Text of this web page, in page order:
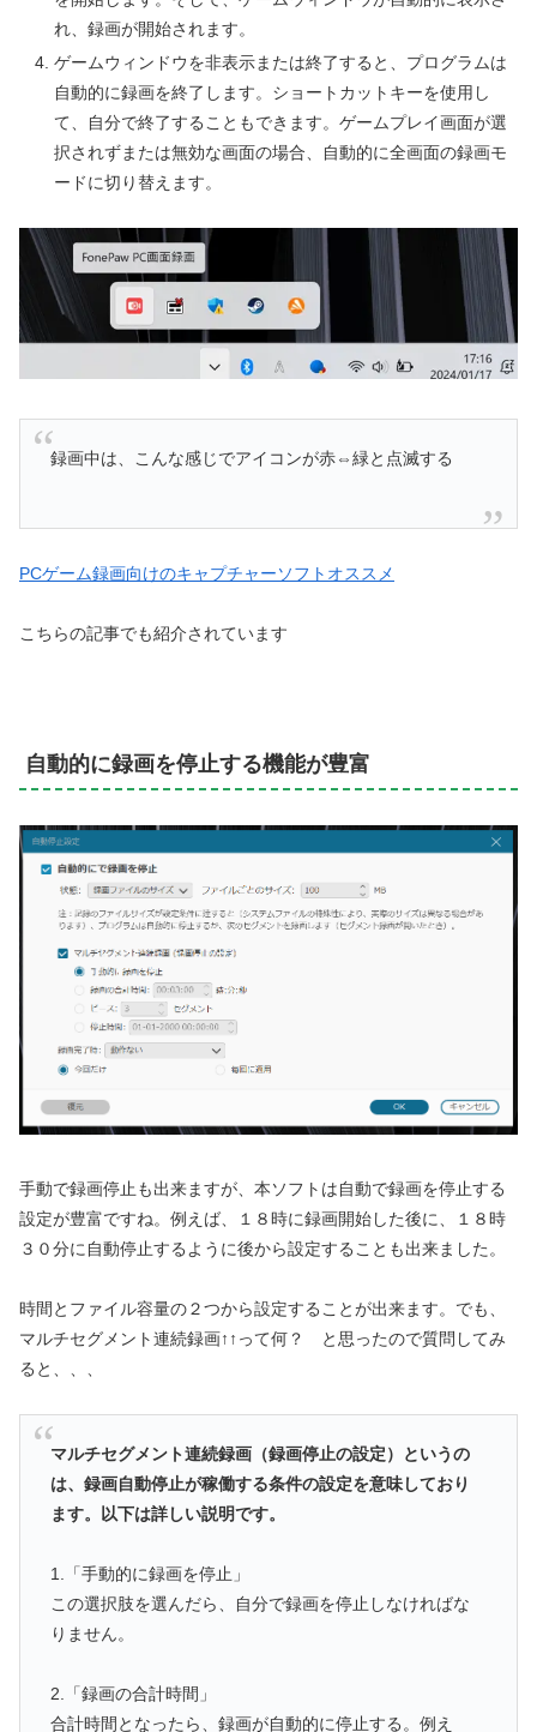
れ、録画が開始されます。
ゲームウィンドウを非表示または終了すると、プログラムは
自動的に録画を終了します。ショートカットキーを使用し
て、自分で終了することもできます。ゲームプレイ画面が選
択されずまたは無効な画面の場合、自動的に全画面の録画モ
ードに切り替えます。
録画中は、こんな感じでアイコンが赤⇔緑と点滅する
PCゲーム録画向けのキャプチャーソフトオススメ
こちらの記事でも紹介されています
自動的に録画を停止する機能が豊富
手動で録画停止も出来ますが、本ソフトは自動で録画を停止する
設定が豊富ですね。例えば、１８時に録画開始した後に、１８時
３０分に自動停止するように後から設定することも出来ました。
時間とファイル容量の２つから設定することが出来ます。でも、
マルチセグメント連続録画↑↑って何？ と思ったので質問してみ
ると、、、
マルチセグメント連続録画（録画停止の設定）というの
は、録画自動停止が稼働する条件の設定を意味しており
ます。以下は詳しい説明です。
1.「手動的に録画を停止」
この選択肢を選んだら、自分で録画を停止しなければな
りません。
2.「録画の合計時間」
合計時間となったら、録画が自動的に停止する。例え